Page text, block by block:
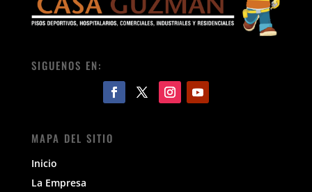
SIGUENOS EN:
MAPA DEL SITIO
Inicio
La Empresa